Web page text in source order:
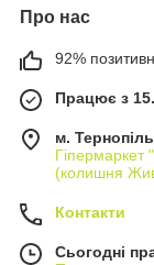
Про нас
92%
Працює з
м. Тернопіль
Гіпермаркет
(колишня
Контакти
Сьогодні